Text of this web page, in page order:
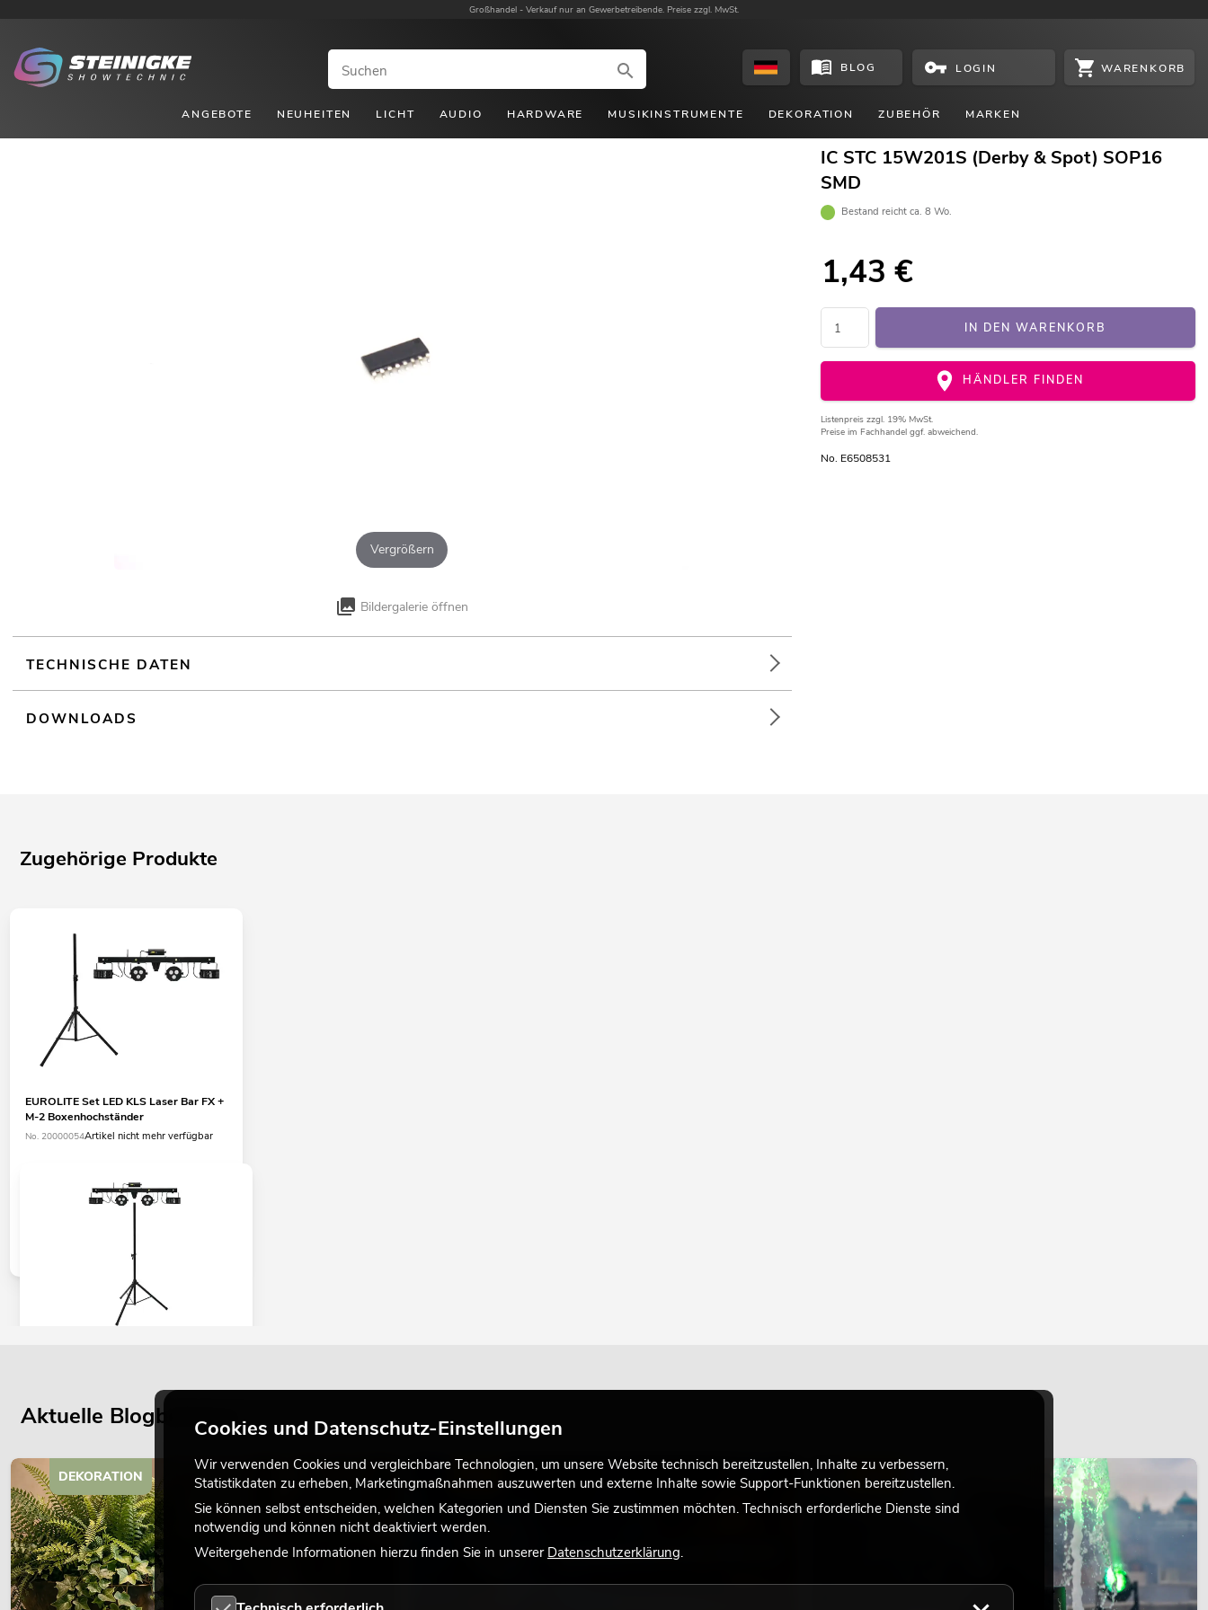
Großhandel - Verkauf nur an Gewerbetreibende. Preise zzgl. MwSt.
BLOG LOGIN WARENKORB
ANGEBOTE NEUHEITEN LICHT AUDIO HARDWARE MUSIKINSTRUMENTE DEKORATION ZUBEHÖR MARKEN
Vergrößern
Bildergalerie öffnen
IC STC 15W201S (Derby & Spot) SOP16
SMD
Bestand reicht ca. 8 Wo.
1,43 €
IN DEN WARENKORB
HÄNDLER FINDEN
Listenpreis zzgl. 19% MwSt.
Preise im Fachhandel ggf. abweichend.
No. E6508531
TECHNISCHE DATEN
DOWNLOADS
Zugehörige Produkte
EUROLITE Set LED KLS Laser Bar FX +
M-2 Boxenhochständer
No. 20000054Artikel nicht mehr verfügbar
Bestand reicht ca. 12 Wo.
399,00€
Aktuelle Blogbeiträge
DEKORATION LICHT LICHT
Cookies und Datenschutz-Einstellungen
Wir verwenden Cookies und vergleichbare Technologien, um unsere Website technisch bereitzustellen, Inhalte zu verbessern,
Statistikdaten zu erheben, Marketingmaßnahmen auszuwerten und externe Inhalte sowie Support-Funktionen bereitzustellen.
Sie können selbst entscheiden, welchen Kategorien und Diensten Sie zustimmen möchten. Technisch erforderliche Dienste sind
notwendig und können nicht deaktiviert werden.
Weitergehende Informationen hierzu finden Sie in unserer Datenschutzerklärung.